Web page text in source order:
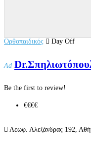
Ορθοπαιδικός Day Off
Ad
Be the first to review!
€€€€
Λεωφ. Αλεξάνδρας 192,